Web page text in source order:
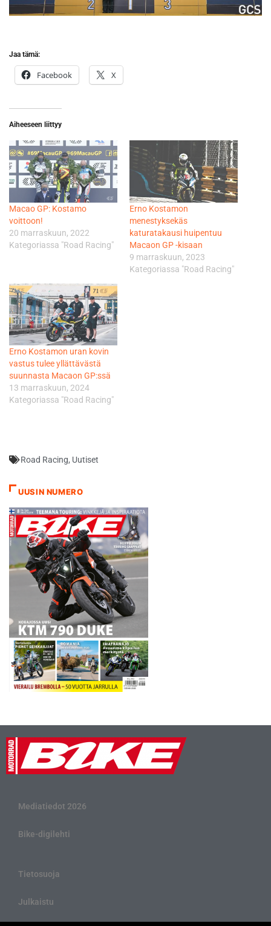
Jaa tämä:
Facebook X
Aiheeseen liittyy
Macao GP: Kostamo
voittoon!
20 marraskuun, 2022
Kategoriassa "Road Racing"
Erno Kostamon
menestyksekäs
katuratakausi huipentuu
Macaon GP -kisaan
9 marraskuun, 2023
Kategoriassa "Road Racing"
Erno Kostamon uran kovin
vastus tulee yllättävästä
suunnasta Macaon GP:ssä
13 marraskuun, 2024
Kategoriassa "Road Racing"
Road Racing, Uutiset
UUSIN NUMERO
Mediatiedot 2026
Bike-digilehti
Tietosuoja
Julkaistu